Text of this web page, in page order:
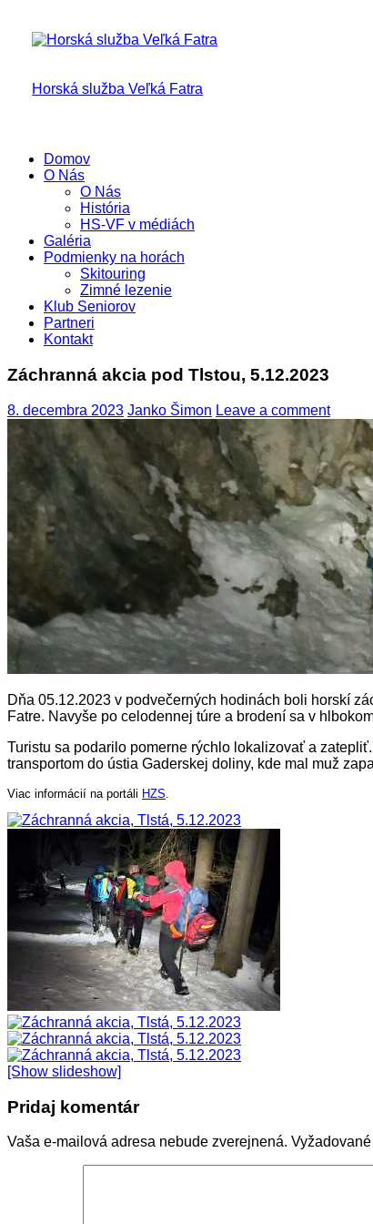
content
Horská služba Veľká Fatra
Domov
O Nás
O Nás
História
HS-VF v médiách
Galéria
Podmienky na horách
Skitouring
Zimné lezenie
Klub Seniorov
Partneri
Kontakt
Záchranná akcia pod Tlstou, 5.12.2023
8. decembra 2023 Janko Šimon Leave a comment
Dňa 05.12.2023 v podvečerných hodinách boli horskí
Fatre. Navyše po celodennej túre a brodení sa v
Turistu sa podarilo pomerne rýchlo lokalizovať a
transportom do ústia Gaderskej doliny, kde mal muž
Viac informácií na portáli HZS
[Show slideshow]
Pridaj komentár
Vaša e-mailová adresa nebude zverejnená.